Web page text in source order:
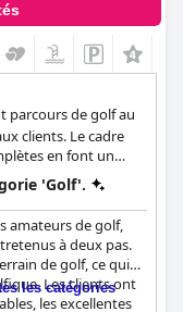
parcours de golf au
clients. Le cadre
en font un
golf à la recherche
'Golf'.
amateurs de golf,
à deux pas.
de golf, ce qui
Les clients ont
les excellentes
les catégories